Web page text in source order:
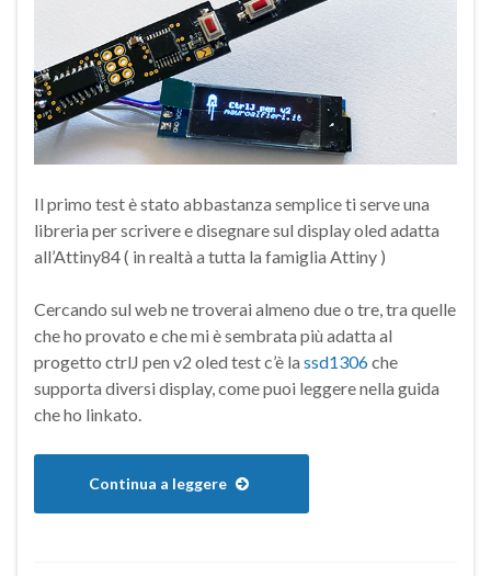
Il primo test è stato abbastanza semplice ti serve una
libreria per scrivere e disegnare sul display oled adatta
all’Attiny84 ( in realtà a tutta la famiglia Attiny )
Cercando sul web ne troverai almeno due o tre, tra quelle
che ho provato e che mi è sembrata più adatta al
progetto ctrlJ pen v2 oled test c’è la ssd1306che
supporta diversi display, come puoi leggere nella guida
che ho linkato.
Continua a leggere